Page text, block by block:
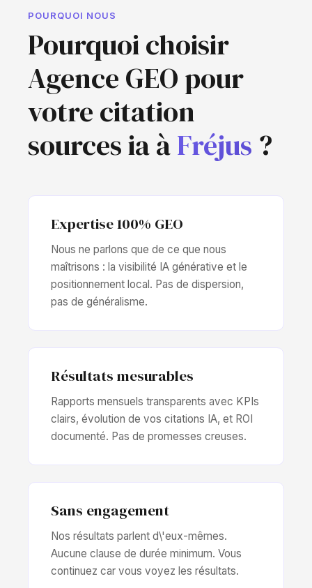
POURQUOI NOUS
Pourquoi choisir
Agence GEO pour
votre citation
sources ia àFréjus ?
Expertise 100% GEO
Nous ne parlons que de ce que nous
maîtrisons : la visibilité IA générative et le
positionnement local. Pas de dispersion,
pas de généralisme.
Résultats mesurables
Rapports mensuels transparents avec KPIs
clairs, évolution de vos citations IA, et ROI
documenté. Pas de promesses creuses.
Sans engagement
Nos résultats parlent d\'eux-mêmes.
Aucune clause de durée minimum. Vous
continuez car vous voyez les résultats.